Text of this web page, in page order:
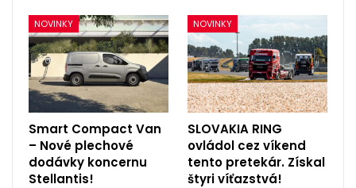
NOVINKY
Smart Compact Van
– Nové plechové
dodávky koncernu
Stellantis!
NOVINKY
SLOVAKIA RING
ovládol cez víkend
tento pretekár. Získal
štyri víťazstvá!